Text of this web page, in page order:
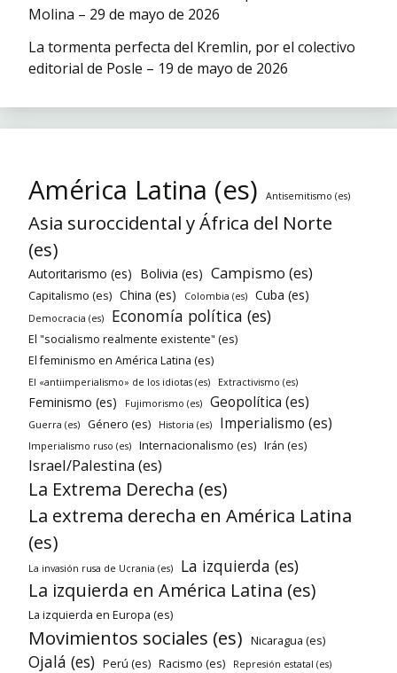
Molina – 29 de mayo de 2026
La tormenta perfecta del Kremlin, por el colectivo
editorial de Posle – 19 de mayo de 2026
América Latina (es) Antisemitismo (es)
Asia suroccidental y África del Norte
(es)
Autoritarismo (es) Bolivia (es) Campismo (es)
Capitalismo (es) China (es) Colombia (es) Cuba (es)
Democracia (es) Economía política (es)
El "socialismo realmente existente" (es)
El feminismo en América Latina (es)
El «antiimperialismo» de los idiotas (es) Extractivismo (es)
Feminismo (es) Fujimorismo (es) Geopolítica (es)
Guerra (es) Género (es) Historia (es) Imperialismo (es)
Imperialismo ruso (es) Internacionalismo (es) Irán (es)
Israel/Palestina (es)
La Extrema Derecha (es)
La extrema derecha en América Latina
(es)
La invasión rusa de Ucrania (es) La izquierda (es)
La izquierda en América Latina (es)
La izquierda en Europa (es)
Movimientos sociales (es) Nicaragua (es)
Ojalá (es) Perú (es) Racismo (es) Represión estatal (es)